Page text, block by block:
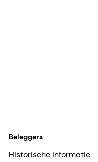
Beleggers
Historische informatie